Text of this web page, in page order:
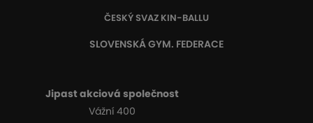
ČESKÝ SVAZ KIN-BALLU
SLOVENSKÁ GYM. FEDERACE
Jipast akciová společnost
Vážní 400